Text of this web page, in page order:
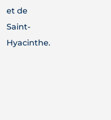
et de
Saint-
Hyacinthe.